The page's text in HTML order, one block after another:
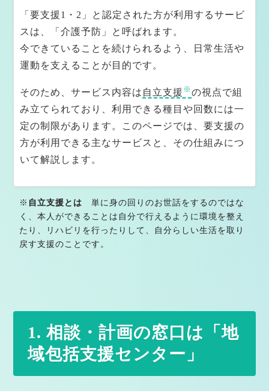
sava（さば）くんの雑談ページ ※医療介護従
事者向け
医療・介護従事者の心が軽くなるエピソード集 Episode
医療・介護従事者の心が軽くなるエピソード集 Episode
もっと医療・介護従事者の心が軽くなるエピソード集 Ep
isode 3
制度は同じ。運用は別物。 ケアマネが知っている4+1自
治体の話
ケアマネジャー実務編 ※ケアマネジャー向け
臨床の思考法｜現代思想とケアマネジメント
日々の支援に光を戻す｜現代思想とケアマネの実践知
医療・介護現場にFAXと紙媒体が残る理由
「要支援1・2」と認定された方が利用するサービ
スは、「介護予防」と呼ばれます。
今できていることを続けられるよう、日常生活や
運動を支えることが目的です。
そのため、サービス内容は 自立支援 ※ の視点で組
み立てられており、利用できる種目や回数には一
定の制限があります。このページでは、要支援の
方が利用できる主なサービスと、その仕組みにつ
いて解説します。
※ 自立支援とは 単に身の回りのお世話をするのではな
く、本人ができることは自分で行えるように環境を整え
たり、リハビリを行ったりして、自分らしい生活を取り
戻す支援のことです。
1. 相談・計画の窓口は「地
域包括支援センター」